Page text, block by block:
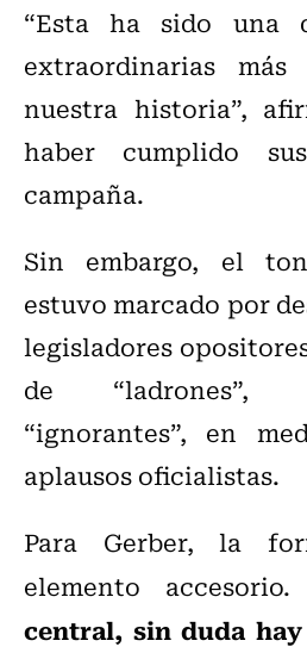
“Esta ha sido una
extraordinarias
nuestra historia”,
haber cumplido
campaña.
Sin embargo, el
estuvo marcado por
legisladores
de “ladrones”,
“ignorantes”, en
aplausos oficialistas.
Para Gerber, la
elemento accesorio.
central, sin duda